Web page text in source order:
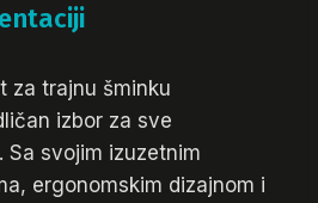
рсд.
za trajnu šminku
izbor za sve
Sa svojim izuzetnim
ergonomskim dizajnom i